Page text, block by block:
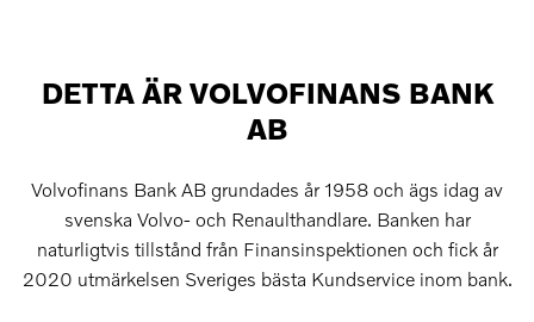
DETTA ÄR VOLVOFINANS BANK
AB
Volvofinans Bank AB grundades år 1958 och ägs idag av
svenska Volvo- och Renaulthandlare. Banken har
naturligtvis tillstånd från Finansinspektionen och fick år
2020 utmärkelsen Sveriges bästa Kundservice inom bank.